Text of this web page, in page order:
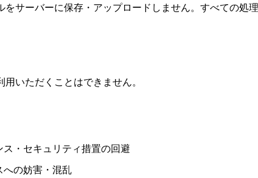
サーバーに保存・アップロードしません。すべての処
いただくことはできません。
・セキュリティ措置の回避
の妨害・混乱